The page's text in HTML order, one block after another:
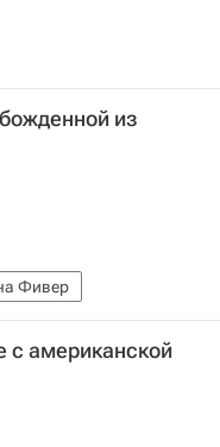
из
Фивер
с американской